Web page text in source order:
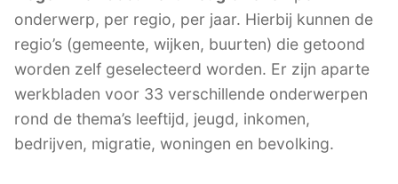
onderwerp, per regio, per jaar. Hierbij kunnen de
regio’s (gemeente, wijken, buurten) die getoond
worden zelf geselecteerd worden. Er zijn aparte
werkbladen voor 33 verschillende onderwerpen
rond de thema’s leeftijd, jeugd, inkomen,
bedrijven, migratie, woningen en bevolking.